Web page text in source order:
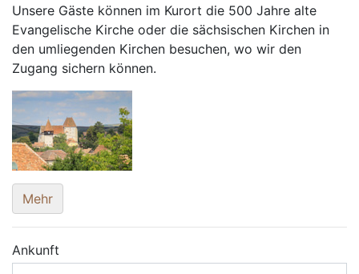
Unsere Gäste können im Kurort die 500 Jahre alte
Evangelische Kirche oder die sächsischen Kirchen in
den umliegenden Kirchen besuchen, wo wir den
Zugang sichern können.
Mehr
Ankunft